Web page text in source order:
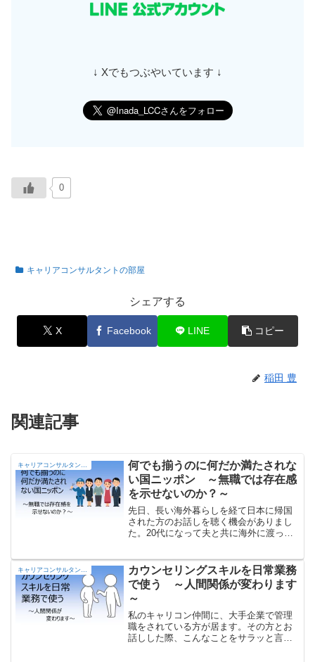
↓ Xでもつぶやいています ↓
0
キャリアコンサルタントの部屋
シェアする
X Facebook LINE コピー
稲田 豊
関連記事
何でも揃うのに何だか満たされな
い国ニッポン ～無職では存在感
を示せないのか？～
先日、長い海外暮らしを経て日本に帰国
された方のお話しを聴く機会がありまし
た。20代になって夫と共に海外に渡った
仕事をしていなくてはいけない国になっ
ていた」ということ。私はハッとしまし
た。これを聴いた私の妄想について書い
てみたいと思います。
カウンセリングスキルを日常業務
で使う ～人間関係が変わります
～
私のキャリコン仲間に、大手企業で管理
職をされている方が居ます。その方とお
話しした際、こんなことをサラッと言わ